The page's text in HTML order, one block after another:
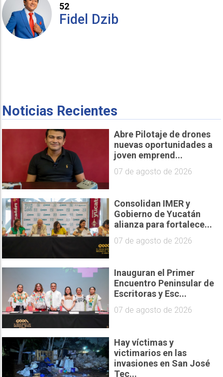
52
Fidel Dzib
Noticias Recientes
Abre Pilotaje de drones
nuevas oportunidades a
joven emprend...
07 de agosto de 2026
Consolidan IMER y
Gobierno de Yucatán
alianza para fortalece...
07 de agosto de 2026
Inauguran el Primer
Encuentro Peninsular de
Escritoras y Esc...
07 de agosto de 2026
Hay víctimas y
victimarios en las
invasiones en San José
Tec...